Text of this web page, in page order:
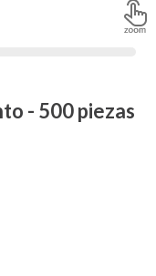
- 500 piezas